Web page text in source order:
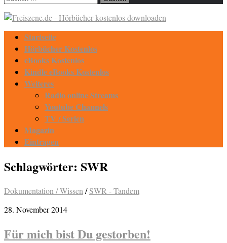
Startseite
Hörbücher Kostenlos
eBooks Kostenlos
Kindle eBooks Kostenlos
Weiteres
Radio online Streams
Youtube Channels
TV / Serien
Magazin
Eintragen
Schlagwörter: SWR
Dokumentation / Wissen /SWR - Tandem
28. November 2014
Für mich bist Du gestorben!